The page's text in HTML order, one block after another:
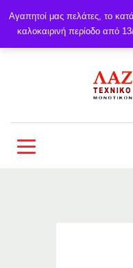
Αγαπητοί μας πελάτες, το
καλοκαιρινή περίοδο από